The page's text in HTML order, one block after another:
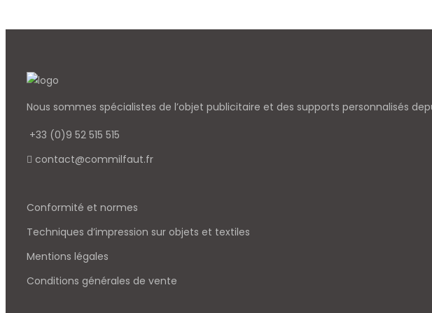
Nous sommes spécialistes de l’objet publicitaire et des supports personnalisés
+33 (0)9 52 515 515
contact@commilfaut.fr
Conformité et normes
Techniques d’impression sur objets et textiles
Mentions légales
Conditions générales de vente